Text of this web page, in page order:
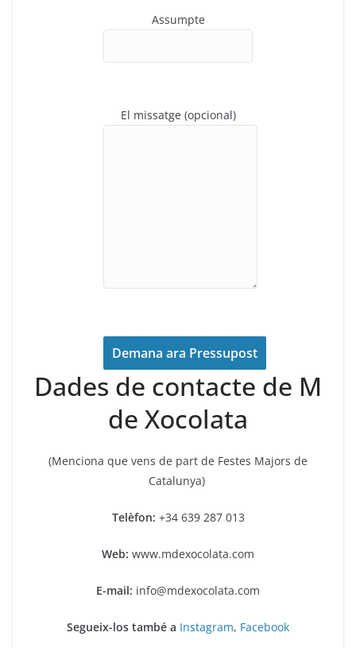
Assumpte
El missatge (opcional)
Dades de contacte de M
de Xocolata
(Menciona que vens de part de Festes Majors de
Catalunya)
Telèfon: +34 639 287 013
Web: www.mdexocolata.com
E-mail: info@mdexocolata.com
Segueix-los també a Instagram, Facebook